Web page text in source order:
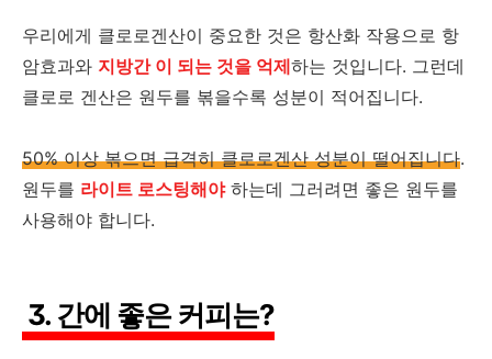
우리에게 클로로겐산이 중요한 것은 항산화 작용으로 항
암효과와 지방간 이 되는 것을 억제하는 것입니다. 그런데
클로로 겐산은 원두를 볶을수록 성분이 적어집니다.
50% 이상 볶으면 급격히 클로로겐산 성분이 떨어집니다.
원두를 라이트 로스팅해야하는데 그러려면 좋은 원두를
사용해야 합니다.
3. 간에 좋은 커피는?